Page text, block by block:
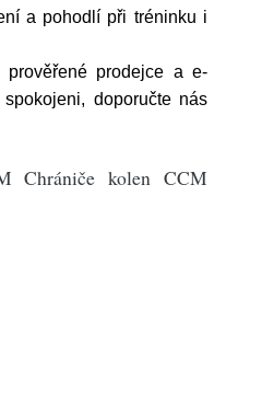
a pohodlí při tréninku i
prověřené prodejce a e-
doporučte nás
Chrániče kolen CCM